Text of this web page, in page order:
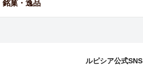
銘菓・逸品
ルピシア公式SNS